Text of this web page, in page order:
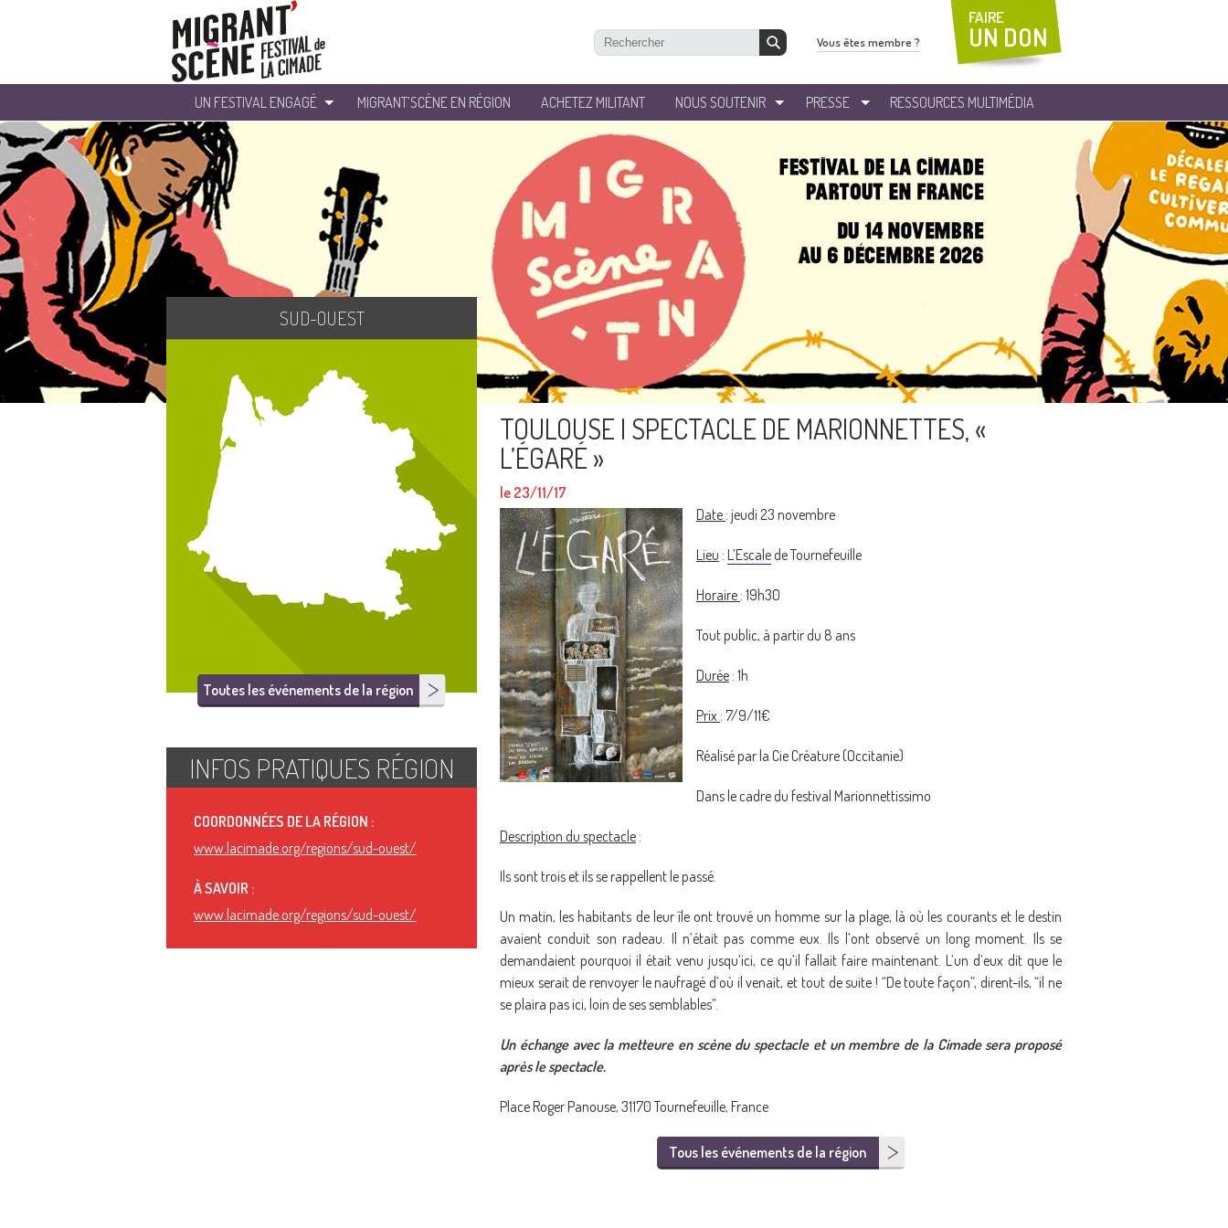
UN FESTIVAL ENGAGÉ MIGRANT’SCÈNE EN RÉGION ACHETEZ MILITANT NOUS SOUTENIR PRESSE RESSOURCES MULTIMÉDIA
Vous êtes membre ?
FAIRE
UN DON
TOULOUSE I SPECTACLE DE MARIONNETTES, «
L’ÉGARÉ »
le 23/11/17
Date : jeudi 23 novembre
Lieu : L’Escale de Tournefeuille
Horaire : 19h30
Tout public, à partir du 8 ans
Durée : 1h
Prix : 7/9/11€
Réalisé par la Cie Créature (Occitanie)
Dans le cadre du festival Marionnettissimo
Description du spectacle :
Ils sont trois et ils se rappellent le passé.
Un matin, les habitants de leur île ont trouvé un homme sur la plage, là où les courants et le destin
avaient conduit son radeau. Il n’était pas comme eux. Ils l’ont observé un long moment. Ils se
demandaient pourquoi il était venu jusqu’ici, ce qu’il fallait faire maintenant. L’un d’eux dit que le
mieux serait de renvoyer le naufragé d’où il venait, et tout de suite ! “De toute façon”, dirent-ils, “il ne
se plaira pas ici, loin de ses semblables”.
Un échange avec la metteure en scène du spectacle et un membre de la Cimade sera proposé
après le spectacle.
Place Roger Panouse, 31170 Tournefeuille, France
Tous les événements de la région
SUD-OUEST
Toutes les événements de la région
INFOS PRATIQUES RÉGION
COORDONNÉES DE LA RÉGION :
www.lacimade.org/regions/sud-ouest/
À SAVOIR :
www.lacimade.org/regions/sud-ouest/